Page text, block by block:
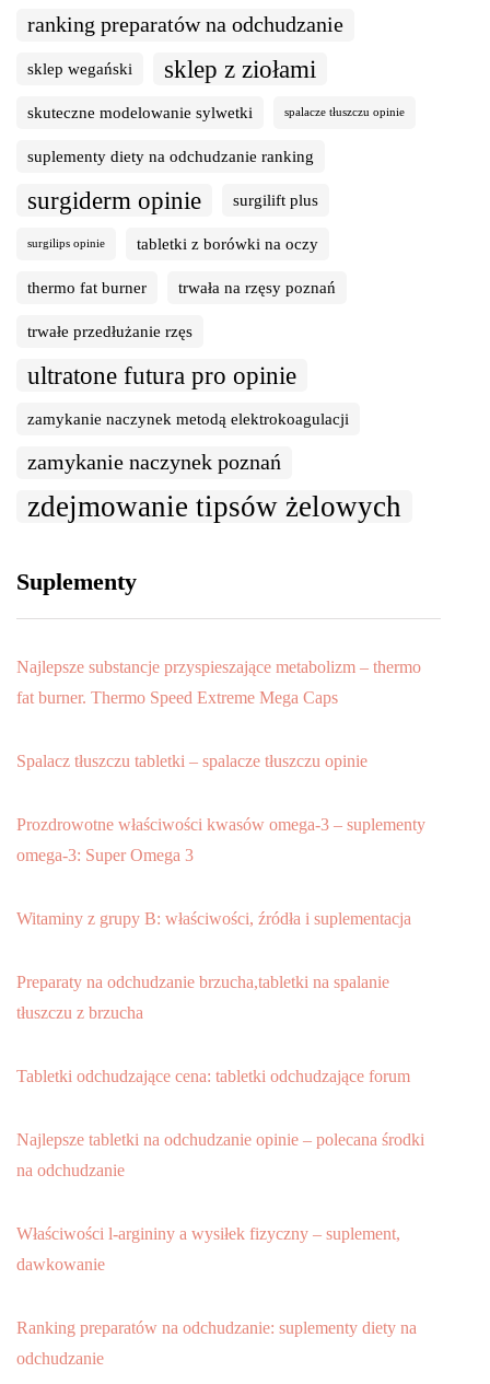
ranking preparatów na odchudzanie
sklep wegański sklep z ziołami
skuteczne modelowanie sylwetki spalacze tłuszczu opinie
suplementy diety na odchudzanie ranking
surgiderm opinie surgilift plus
surgilips opinie tabletki z borówki na oczy
thermo fat burner trwała na rzęsy poznań
trwałe przedłużanie rzęs
ultratone futura pro opinie
zamykanie naczynek metodą elektrokoagulacji
zamykanie naczynek poznań
zdejmowanie tipsów żelowych
Suplementy
Najlepsze substancje przyspieszające metabolizm – thermo
fat burner. Thermo Speed Extreme Mega Caps
Spalacz tłuszczu tabletki – spalacze tłuszczu opinie
Prozdrowotne właściwości kwasów omega-3 – suplementy
omega-3: Super Omega 3
Witaminy z grupy B: właściwości, źródła i suplementacja
Preparaty na odchudzanie brzucha,tabletki na spalanie
tłuszczu z brzucha
Tabletki odchudzające cena: tabletki odchudzające forum
Najlepsze tabletki na odchudzanie opinie – polecana środki
na odchudzanie
Właściwości l-argininy a wysiłek fizyczny – suplement,
dawkowanie
Ranking preparatów na odchudzanie: suplementy diety na
odchudzanie